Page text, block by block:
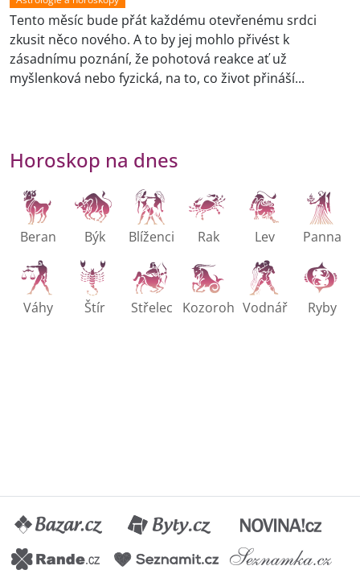
Tento měsíc bude přát každému otevřenému srdci
zkusit něco nového. A to by jej mohlo přivést k
zásadnímu poznání, že pohotová reakce ať už
myšlenková nebo fyzická, na to, co život přináší...
Horoskop na dnes
Beran Býk Blíženci Rak Lev Panna
Váhy Štír Střelec Kozoroh Vodnář Ryby